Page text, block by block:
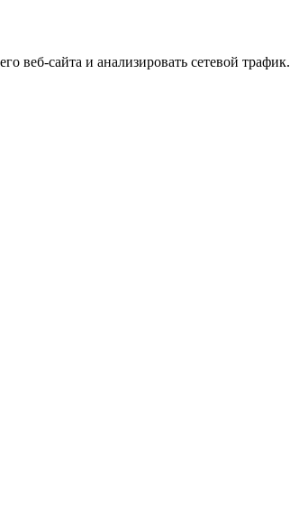
веб-сайта и анализировать сетевой трафик.